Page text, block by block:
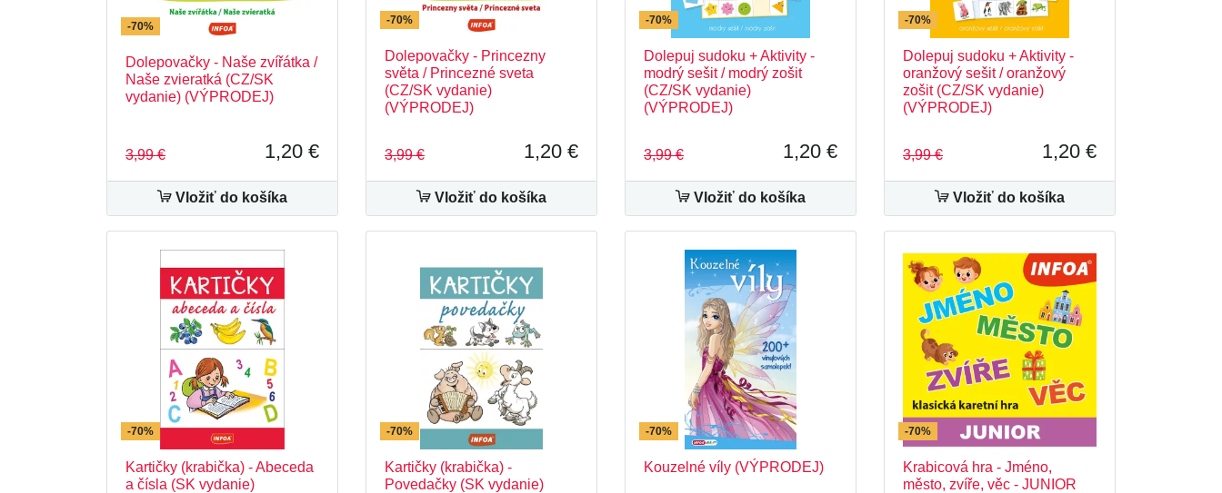
-70%
Dolepovačky - Naše zvířátka /
Naše zvieratká (CZ/SK
vydanie) (VÝPRODEJ)
3,99 € 1,20 €
Vložiť do košíka
-70%
Dolepovačky - Princezny
světa / Princezné sveta
(CZ/SK vydanie)
(VÝPRODEJ)
3,99 € 1,20 €
Vložiť do košíka
-70%
Dolepuj sudoku + Aktivity -
modrý sešit / modrý zošit
(CZ/SK vydanie)
(VÝPRODEJ)
3,99 € 1,20 €
Vložiť do košíka
-70%
Dolepuj sudoku + Aktivity -
oranžový sešit / oranžový
zošit (CZ/SK vydanie)
(VÝPRODEJ)
3,99 € 1,20 €
Vložiť do košíka
-70%
Kartičky (krabička) - Abeceda
a čísla (SK vydanie)
-70%
Kartičky (krabička) -
Povedačky (SK vydanie)
-70%
Kouzelné víly (VÝPRODEJ)
-70%
Krabicová hra - Jméno,
město, zvíře, věc - JUNIOR